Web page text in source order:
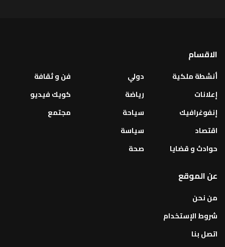
الاقسام
أنشطة ملكية
إعلانات
إنفوغرافيك
اقتصاد
حوادث و قضايا
دولي
رياضة
سياحة
سياسة
صحة
فن و ثقافة
كويك فيديو
مجتمع
عن الموقع
من نحن
شروط الإستخدام
اتصل بنا